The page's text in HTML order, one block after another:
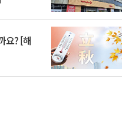
요? [해